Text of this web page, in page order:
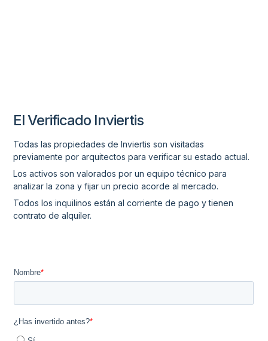
El Verificado Inviertis
Todas las propiedades de Inviertis son visitadas
previamente por arquitectos para verificar su estado actual.
Los activos son valorados por un equipo técnico para
analizar la zona y fijar un precio acorde al mercado.
Todos los inquilinos están al corriente de pago y tienen
contrato de alquiler.